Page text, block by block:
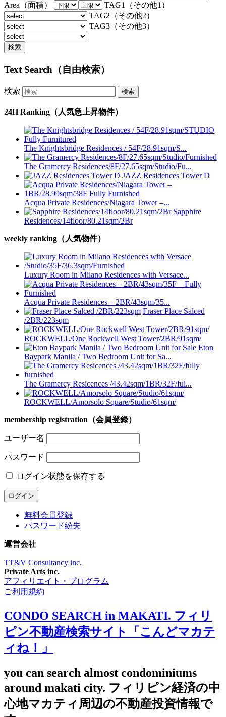
Area（面積）
TAG1（その他1）
TAG2（その他2）
TAG3（その他3）
Text Search（自由検索）
検索
24H Ranking（人気急上昇物件）
The Knightsbridge Residences / 54F/28.91sqm/S...
The Gramercy Residences/8F/27.65sqm/Studio/Fu...
JAZZ Residences Tower D
Acqua Private Residences/Niagara Tower –...
Sapphire
Residences/14floor/80.21sqm/2Br
weekly ranking（人気物件）
Luxury Room in Milano Residences with Versace...
Acqua Private Residences – 2BR/43sqm/35...
Fraser Place Salced
/2BR/223sqm
ROCKWELL/One Rockwell West Tower/2BR/91sqm/
Eton
Baypark Manila / Two Bedroom Unit for Sa...
The Gramercy Resicences /43.42sqm/1BR/32F/ful...
ROCKWELL/Amorsolo Square/Studio/61sqm/
membership registration（会員登録）
ユーザー名
パスワード
ログイン状態を保存する
無料会員登録
パスワード紛失
運営会社
TT&V Consultancy inc.
Private Arts inc.
アフィリエイト・プログラム
ご利用規約
CONDO SEARCH in MAKATI. フィリ
ピン不動産検索サイト「こんどマカテ
ィね！」
you can search almost condominiums
around makati city. フィリピン経済の中
心地マカティ周辺の不動産投資情報で